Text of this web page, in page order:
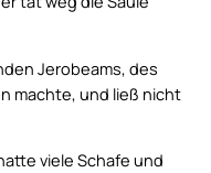
Jerobeams, des
machte, und ließ nicht
viele Schafe und